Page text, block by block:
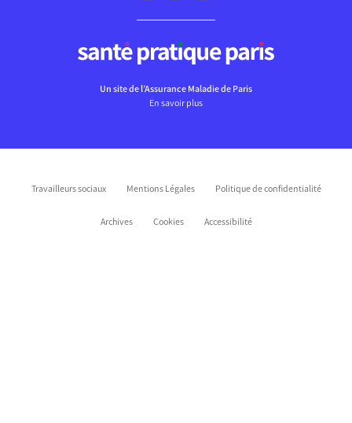
Un site de l’Assurance Maladie de Paris
En savoir plus
Travailleurs sociaux Mentions Légales Politique de confidentialité
Archives Cookies Accessibilité